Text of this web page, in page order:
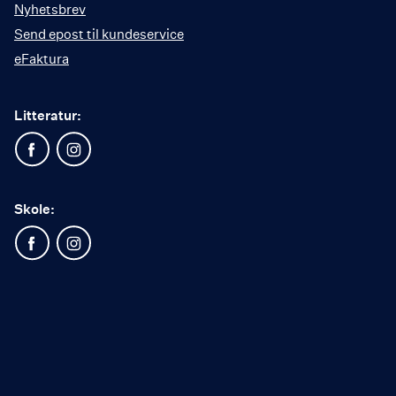
Nyhetsbrev
Send epost til kundeservice
eFaktura
Litteratur:
Skole: